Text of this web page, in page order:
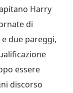
Harry
di
due pareggi,
essere
discorso